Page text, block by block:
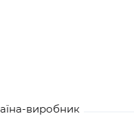
виробник